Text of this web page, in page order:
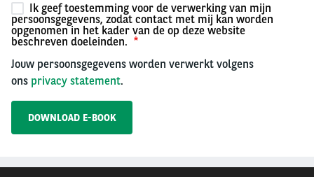
Ik geef toestemming voor de verwerking van mijn
persoonsgegevens, zodat contact met mij kan worden
opgenomen in het kader van de op deze website
beschreven doeleinden.
Jouw persoonsgegevens worden verwerkt volgens
ons privacy statement.